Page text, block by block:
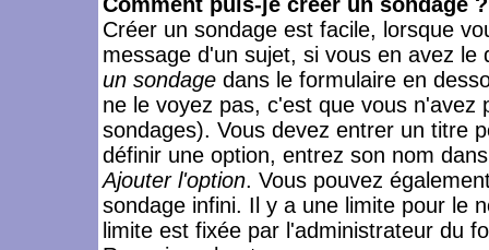
Créer un sondage est facile, lorsque
message d'un sujet, si vous en avez
un sondage dans le formulaire en
ne le voyez pas, c'est que vous
sondages). Vous devez entrer un titre
définir une option, entrez son nom
Ajouter l'option. Vous pouvez
sondage infini. Il y a une limite pour le
limite est fixée par l'administrateur du